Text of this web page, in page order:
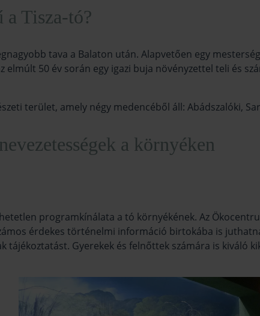
a Tisza-tó?
tava a Balaton után. Alapvetően egy
50 év során egy igazi buja növényzettel teli és
terület, amely négy medencéből áll: Abádszalóki,
a környéken
programkínálata a tó környékének. Az
érdekes történelmi információ birtokába is
tájékoztatást. Gyerekek és felnőttek számára is